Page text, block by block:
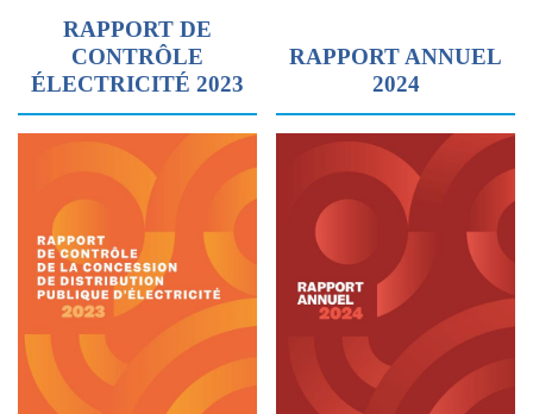
RAPPORT DE
CONTRÔLE
ÉLECTRICITÉ 2023
RAPPORT ANNUEL
2024